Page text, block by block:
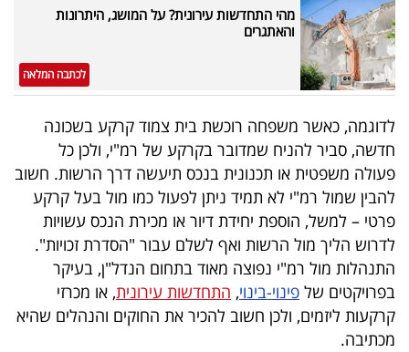
תיירות
TOP-
5
המילון
הכלכלי
פודקאסט
40
UNDER
40
מהי התחדשות עירונית? על המושג, היתרונות
והאתגרים
לכתבה המלאה
לדוגמה, כאשר משפחה רוכשת בית צמוד קרקע בשכונה
חדשה, סביר להניח שמדובר בקרקע של רמ"י, ולכן כל
פעולה משפטית או תכנונית בנכס תיעשה דרך הרשות. חשוב
להבין שמול רמ"י לא תמיד ניתן לפעול כמו מול בעל קרקע
פרטי – למשל, הוספת יחידת דיור או מכירת הנכס עשויות
לדרוש הליך מול הרשות ואף לשלם עבור "הסדרת זכויות".
התנהלות מול רמ"י נפוצה מאוד בתחום הנדל"ן, בעיקר
בפרויקטים של פינוי-בינוי, התחדשות עירונית, או מכרזי
קרקעות ליזמים, ולכן חשוב להכיר את החוקים והנהלים שהיא
מכתיבה.